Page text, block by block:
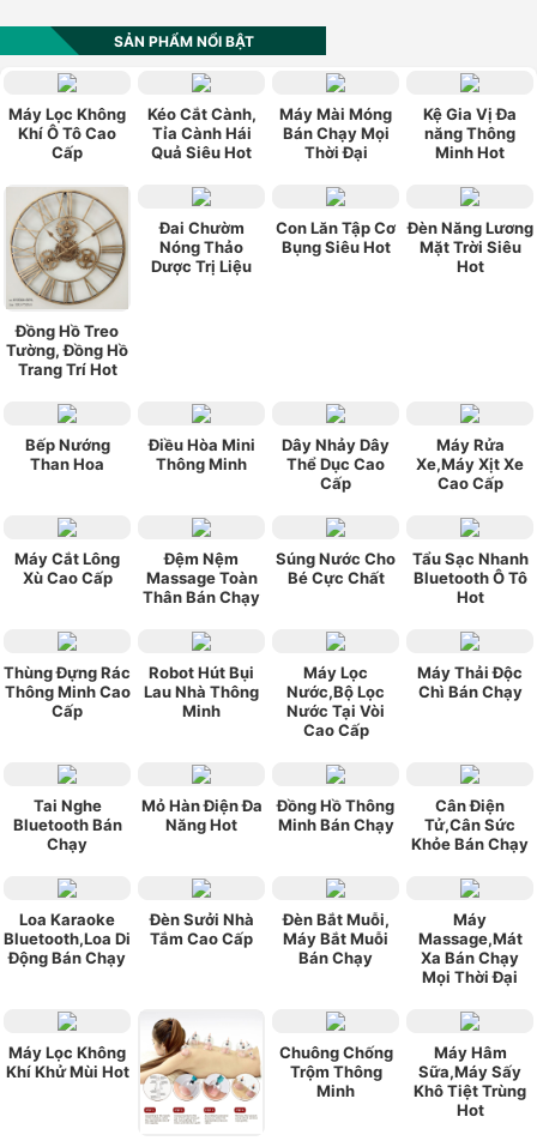
màu xanh dạ quang đi nhé
vn0984_520★★★★★
★★★★★
Sản phẩm có kiểu
dáng đẹp, hợp thời trang, phù hợp với túi
tiền, chính sách bảo hành tốt. Rất hài lòng về
sản phẩm này.
ngoquan112 ★★★★★
★★★★★
Mua cho ba mình
xài được hơn 1 tháng rồi , giá cả hợp lý , vừa
túi tiền , máy gọn nhẹ , ba mình rất vừa ý .
SẢN PHẨM NỔI BẬT
Máy Lọc Không
Khí Ô Tô Cao
Cấp
Kéo Cắt Cành,
Tỉa Cành Hái
Quả Siêu Hot
Máy Mài Móng
Bán Chạy Mọi
Thời Đại
Kệ Gia Vị Đa
năng Thông
Minh Hot
Đồng Hồ Treo
Tường, Đồng Hồ
Trang Trí Hot
Đai Chườm
Nóng Thảo
Dược Trị Liệu
Con Lăn Tập Cơ
Bụng Siêu Hot
Đèn Năng Lương
Mặt Trời Siêu
Hot
Bếp Nướng
Than Hoa
Điều Hòa Mini
Thông Minh
Dây Nhảy Dây
Thể Dục Cao
Cấp
Máy Rửa
Xe,Máy Xịt Xe
Cao Cấp
Máy Cắt Lông
Xù Cao Cấp
Đệm Nệm
Massage Toàn
Thân Bán Chạy
Súng Nước Cho
Bé Cực Chất
Tẩu Sạc Nhanh
Bluetooth Ô Tô
Hot
Thùng Đựng Rác
Thông Minh Cao
Cấp
Robot Hút Bụi
Lau Nhà Thông
Minh
Máy Lọc
Nước,Bộ Lọc
Nước Tại Vòi
Cao Cấp
Máy Thải Độc
Chì Bán Chạy
Tai Nghe
Bluetooth Bán
Chạy
Mỏ Hàn Điện Đa
Năng Hot
Đồng Hồ Thông
Minh Bán Chạy
Cân Điện
Tử,Cân Sức
Khỏe Bán Chạy
Loa Karaoke
Bluetooth,Loa Di
Động Bán Chạy
Đèn Sưởi Nhà
Tắm Cao Cấp
Đèn Bắt Muỗi,
Máy Bắt Muỗi
Bán Chạy
Máy
Massage,Mát
Xa Bán Chạy
Mọi Thời Đại
Máy Lọc Không
Khí Khử Mùi Hot
Chuông Chống
Trộm Thông
Minh
Máy Hâm
Sữa,Máy Sấy
Khô Tiệt Trùng
Hot